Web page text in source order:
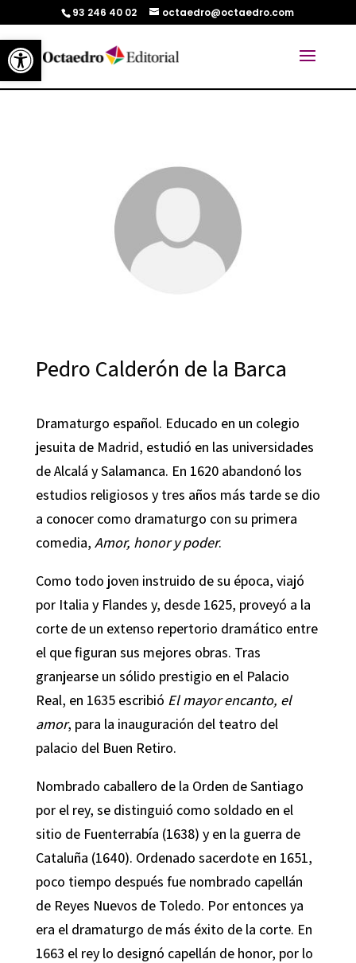
Abrir barra de herramientas
93 246 40 02 octaedro@octaedro.com
Pedro Calderón de la Barca
Dramaturgo español. Educado en un colegio
jesuita de Madrid, estudió en las universidades
de Alcalá y Salamanca. En 1620 abandonó los
estudios religiosos y tres años más tarde se dio
a conocer como dramaturgo con su primera
comedia, Amor, honor y poder.
Como todo joven instruido de su época, viajó
por Italia y Flandes y, desde 1625, proveyó a la
corte de un extenso repertorio dramático entre
el que figuran sus mejores obras. Tras
granjearse un sólido prestigio en el Palacio
Real, en 1635 escribió El mayor encanto, el
amor, para la inauguración del teatro del
palacio del Buen Retiro.
Nombrado caballero de la Orden de Santiago
por el rey, se distinguió como soldado en el
sitio de Fuenterrabía (1638) y en la guerra de
Cataluña (1640). Ordenado sacerdote en 1651,
poco tiempo después fue nombrado capellán
de Reyes Nuevos de Toledo. Por entonces ya
era el dramaturgo de más éxito de la corte. En
1663 el rey lo designó capellán de honor, por lo